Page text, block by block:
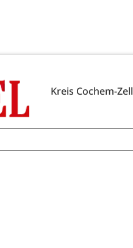
Kreis Cochem-Zell